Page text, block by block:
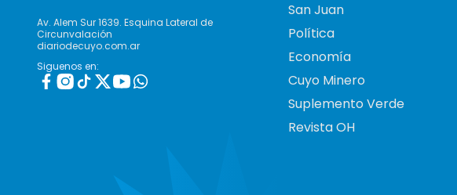
Av. Alem Sur 1639. Esquina Lateral de
Circunvalación
diariodecuyo.com.ar
Siguenos en:
San Juan
Política
Economía
Cuyo Minero
Suplemento Verde
Revista OH